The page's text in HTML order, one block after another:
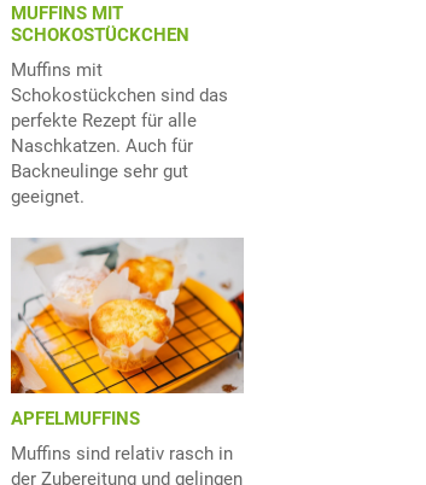
MUFFINS MIT
SCHOKOSTÜCKCHEN
Muffins mit
Schokostückchen sind das
perfekte Rezept für alle
Naschkatzen. Auch für
Backneulinge sehr gut
geeignet.
APFELMUFFINS
Muffins sind relativ rasch in
der Zubereitung und gelingen